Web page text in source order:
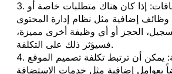
3. الوظائف والإضافات: إذا كان هناك متطلبات خاصة أو
وظائف إضافية مثل نظام إدارة المحتوى (CMS)، الدفع
الحجز أو أي وظيفة أخرى مميزة،
فسيؤثر ذلك على التكلفة.
4. التكاليف الإضافية: يمكن أن ترتبط تكلفة تصميم الموقع
بعوامل إضافية مثل خدمات الاستضافة